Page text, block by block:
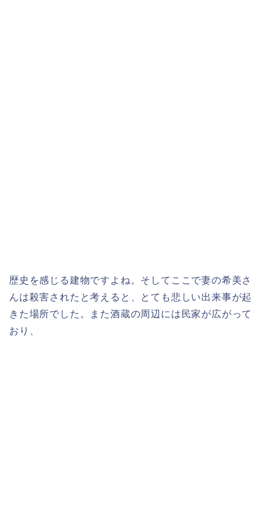
歴史を感じる建物ですよね。そしてここで妻の希美さ
んは殺害されたと考えると、とても悲しい出来事が起
きた場所でした。また酒蔵の周辺には民家が広がって
おり、